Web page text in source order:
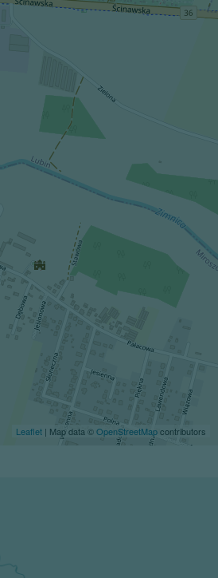
Leaflet | Map data ©OpenStreetMapcontributors